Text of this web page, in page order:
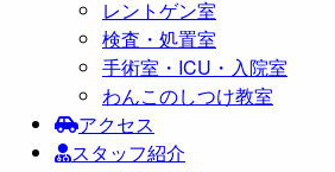
レントゲン室
検査・処置室
手術室・ICU・入院室
わんこのしつけ教室
アクセス
スタッフ紹介